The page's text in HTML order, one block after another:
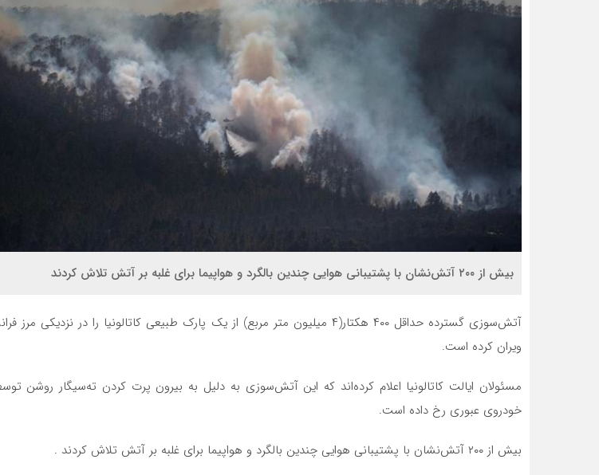
بیش از ۲۰۰ آتش‌نشان با پشتیبانی هوایی چندین بالگرد و هواپیما برای غلبه بر آتش تلاش کردند
آتش‌سوزی گسترده حداقل ۴۰۰ هکتار(۴ میلیون متر مربع) از یک پارک طبیعی کاتالونیا را در نزدیکی
ویران کرده است.
مسئولان ایالت کاتالونیا اعلام کرده‌اند که این آتش‌سوزی به دلیل به بیرون پرت کردن ته‌سیگار روشن
خودروی عبوری رخ داده است.
بیش از ۲۰۰ آتش‌نشان با پشتیبانی هوایی چندین بالگرد و هواپیما برای غلبه بر آتش تلاش کردند .